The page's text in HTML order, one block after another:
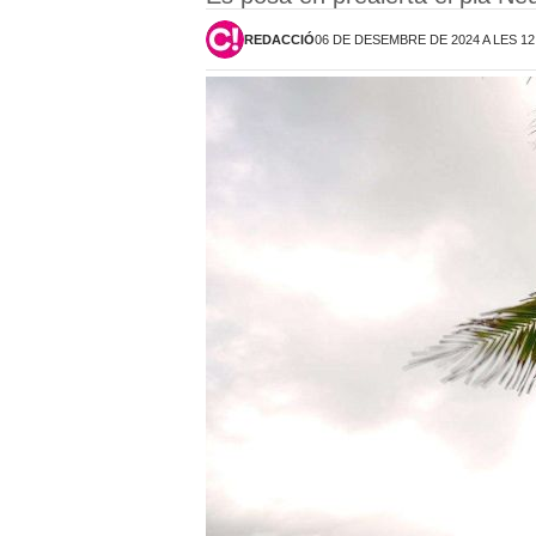
REDACCIÓ06 DE DESEMBRE DE 2024 A LES